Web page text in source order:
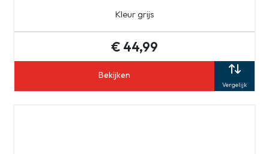
Kleur grijs
€ 44,99
Bekijken
Vergelijk